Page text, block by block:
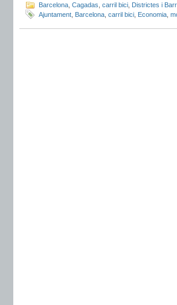
Barcelona Cagadas carril bici Districtes i
Ajuntament Barcelona carril bici Economia